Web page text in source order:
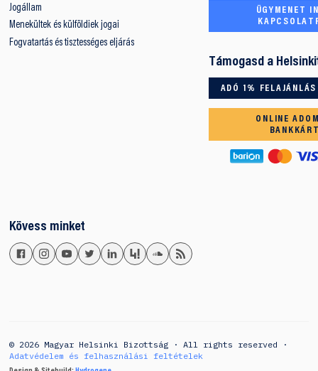
Jogállam
Menekültek és külföldiek jogai
Fogvatartás és tisztességes eljárás
ÜGYMENET
Támogasd a
ADÓ 1% FELAJÁNLÁS
ONLINE
Kövess minket
© 2026 Magyar Helsinki Bizottság · All rights reserved ·
Adatvédelem és felhasználási feltételek